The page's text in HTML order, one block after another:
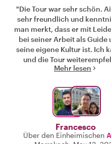
"Die Tour war sehr schön.
sehr freundlich und
man merkt, dass er mit
bei seiner Arbeit als Guide
seine eigene Kultur ist. Ich
und die Tour
Mehr lesen
Francesco
Über den Einheimischen